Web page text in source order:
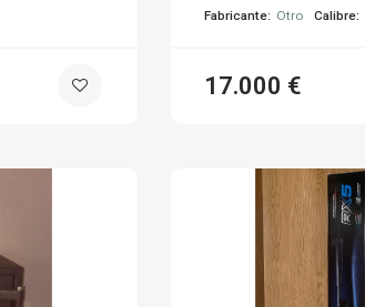
Fabricante: Otro Calibre:
17.000 €